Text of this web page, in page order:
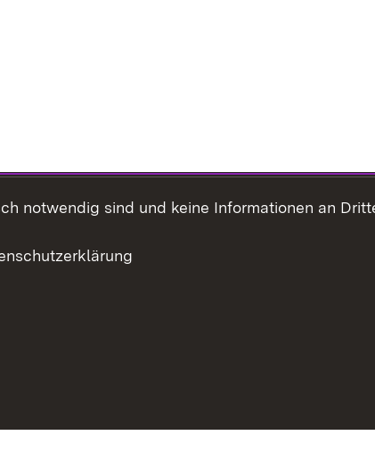
notwendig sind und keine Informationen an